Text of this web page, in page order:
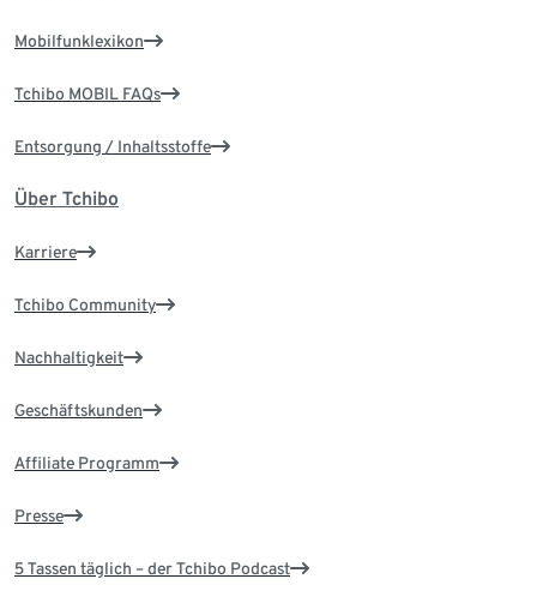
Mobilfunklexikon
Tchibo MOBIL FAQs
Entsorgung / Inhaltsstoffe
Über Tchibo
Karriere
Tchibo Community
Nachhaltigkeit
Geschäftskunden
Affiliate Programm
Presse
5 Tassen täglich – der Tchibo Podcast